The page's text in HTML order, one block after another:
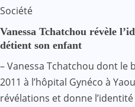
Société
Vanessa Tchatchou révèle
détient son enfant
– Vanessa Tchatchou dont le
2011 à l’hôpital Gynéco à
révélations et donne